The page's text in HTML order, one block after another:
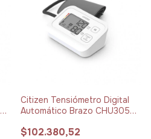
Citizen Tensiómetro Digital
Automático Brazo CHU305
$102.380,52